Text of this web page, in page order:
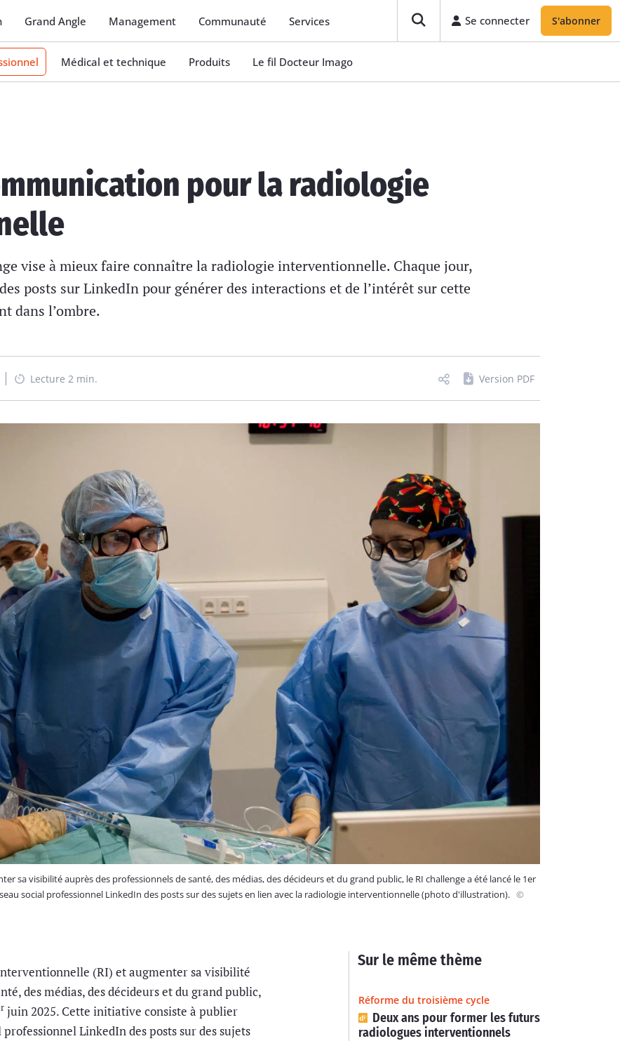
Grand Angle Management Communauté Services Se connecter S'abonner
Médical et technique Produits Le fil Docteur Imago
pour la radiologie
vise à mieux faire connaître la radiologie interventionnelle. Chaque jour,
posts sur LinkedIn pour générer des interactions et de l’intérêt sur cette
dans l’ombre.
Lecture 2 min. Version PDF
sa visibilité auprès des professionnels de santé, des médias, des décideurs et du grand public, le RI challenge a été lancé le 1er
social professionnel LinkedIn des posts sur des sujets en lien avec la radiologie interventionnelle (photo d'illustration). ©
(RI) et augmenter sa visibilité
des médias, des décideurs et du grand public,
juin 2025. Cette initiative consiste à publier
LinkedIn des posts sur des sujets
Sur le même thème
Réforme du troisième cycle
Deux ans pour former les futurs
radiologues interventionnels